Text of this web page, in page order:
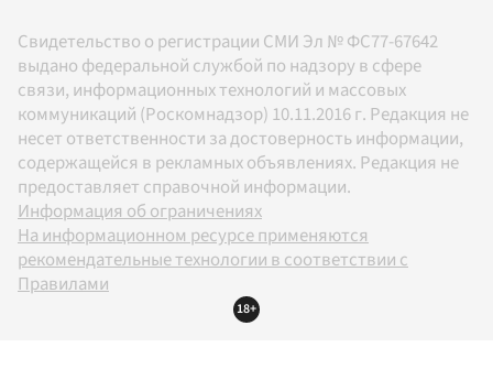
Свидетельство о регистрации СМИ Эл № ФС77-67642
выдано федеральной службой по надзору в сфере
связи, информационных технологий и массовых
коммуникаций (Роскомнадзор) 10.11.2016 г. Редакция не
несет ответственности за достоверность информации,
содержащейся в рекламных объявлениях. Редакция не
предоставляет справочной информации.
Информация об ограничениях
На информационном ресурсе применяются
рекомендательные технологии в соответствии с
Правилами
18+